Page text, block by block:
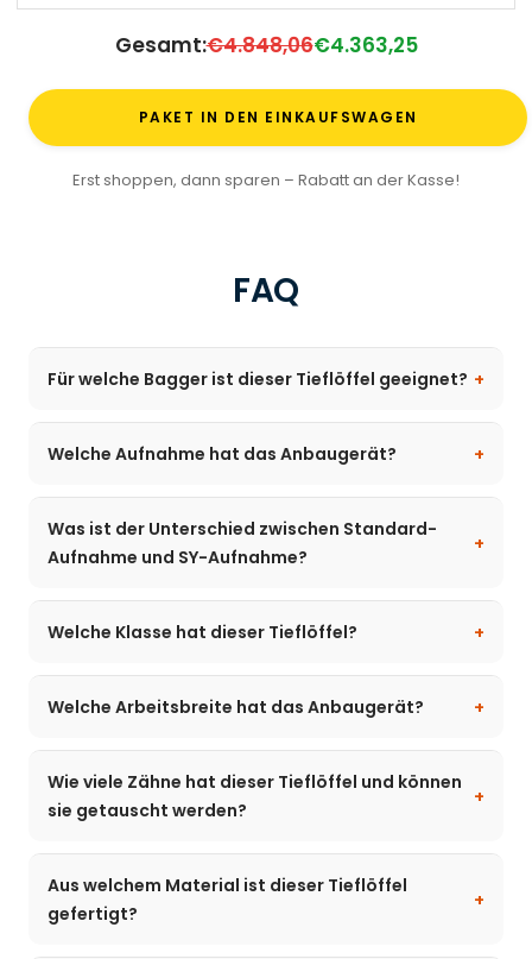
Gesamt:€4.848,06€4.363,25
PAKET IN DEN EINKAUFSWAGEN
Erst shoppen, dann sparen – Rabatt an der Kasse!
FAQ
Für welche Bagger ist dieser Tieflöffel geeignet?
Welche Aufnahme hat das Anbaugerät?
Was ist der Unterschied zwischen Standard-
Aufnahme und SY-Aufnahme?
Welche Klasse hat dieser Tieflöffel?
Welche Arbeitsbreite hat das Anbaugerät?
Wie viele Zähne hat dieser Tieflöffel und können
sie getauscht werden?
Aus welchem Material ist dieser Tieflöffel
gefertigt?